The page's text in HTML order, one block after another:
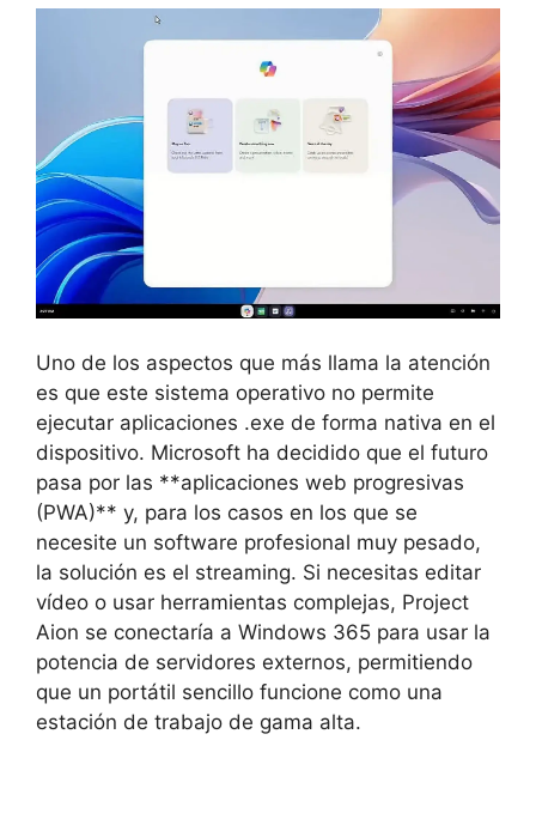
Uno de los aspectos que más llama la atención
es que este sistema operativo no permite
ejecutar aplicaciones .exe de forma nativa en el
dispositivo. Microsoft ha decidido que el futuro
pasa por las **aplicaciones web progresivas
(PWA)** y, para los casos en los que se
necesite un software profesional muy pesado,
la solución es el streaming. Si necesitas editar
vídeo o usar herramientas complejas, Project
Aion se conectaría a Windows 365 para usar la
potencia de servidores externos, permitiendo
que un portátil sencillo funcione como una
estación de trabajo de gama alta.